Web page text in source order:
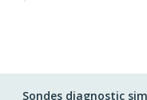
Sondes diagnostic